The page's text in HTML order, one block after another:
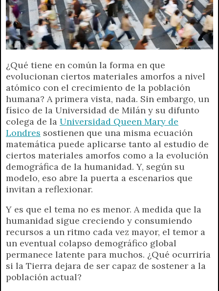
l
y
¿Qué tiene en común la forma en que
evolucionan ciertos materiales amorfos a nivel
atómico con el crecimiento de la población
humana? A primera vista, nada. Sin embargo, un
físico de la Universidad de Milán y su difunto
colega de la Universidad Queen Mary de
Londres sostienen que una misma ecuación
matemática puede aplicarse tanto al estudio de
ciertos materiales amorfos como a la evolución
demográfica de la humanidad. Y, según su
modelo, eso abre la puerta a escenarios que
invitan a reflexionar.
Y es que el tema no es menor. A medida que la
humanidad sigue creciendo y consumiendo
recursos a un ritmo cada vez mayor, el temor a
un eventual colapso demográfico global
permanece latente para muchos. ¿Qué ocurriría
si la Tierra dejara de ser capaz de sostener a la
población actual?